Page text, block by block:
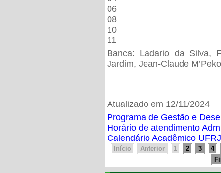
06
08
10
11
Banca: Ladario da Silva,
Jardim, Jean-Claude M’Peko
Atualizado em 12/11/2024
Programa de Gestão e
Horário de atendimento
Calendário Acadêmico
Início Anterior 1 2 3
4